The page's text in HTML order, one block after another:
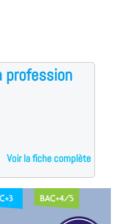
Voir la fiche complète